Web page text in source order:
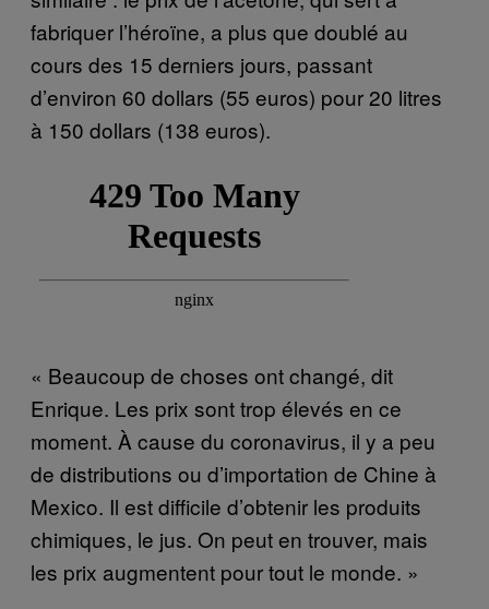
fabriquer l’héroïne, a plus que doublé au
cours des 15 derniers jours, passant
d’environ 60 dollars (55 euros) pour 20 litres
à 150 dollars (138 euros).
« Beaucoup de choses ont changé, dit
Enrique. Les prix sont trop élevés en ce
moment. À cause du coronavirus, il y a peu
de distributions ou d’importation de Chine à
Mexico. Il est difficile d’obtenir les produits
chimiques, le jus. On peut en trouver, mais
les prix augmentent pour tout le monde. »